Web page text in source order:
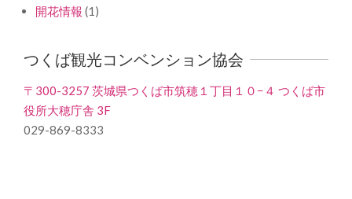
開花情報 (1)
つくば観光コンベンション協会
〒300-3257 茨城県つくば市筑穂１丁目１０−４ つくば市
役所大穂庁舎 3F
029-869-8333